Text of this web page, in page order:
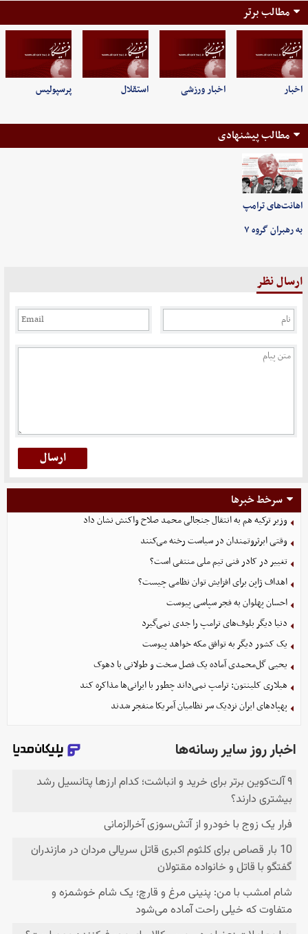
مطالب برتر
اخبار اخبار ورزشی استقلال پرسپولیس
مطالب پیشنهادی
اهانت‌های ترامپ
به رهبران گروه ۷
ارسال نظر
سرخط خبرها
وزیر ترکیه هم به انتقال جنجالی محمد صلاح واکنش نشان داد
وقتی ابرثروتمندان در سیاست رخنه می‌کنند
تغییر در کادر فنی تیم ملی منتفی است؟
اهداف ژاپن برای افزایش توان نظامی چیست؟
احسان پهلوان به فجر سپاسی پیوست
دنیا دیگر بلوف‌های ترامپ را جدی نمی‌گیرد
یک کشور دیگر به توافق مکه خواهد پیوست
یحیی گل‌محمدی آماده یک فصل سخت و طولانی با دهوک
هیلاری کلینتون: ترامپ نمی‌داند چطور با ایرانی‌ها مذاکره کند
پهپادهای ایران نزدیک سر نظامیان آمریکا منفجر شدند